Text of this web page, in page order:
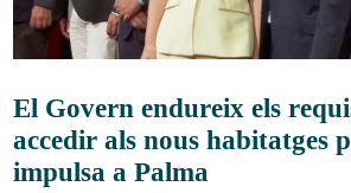
El Govern endureix els
accedir als nous habitatges
impulsa a Palma